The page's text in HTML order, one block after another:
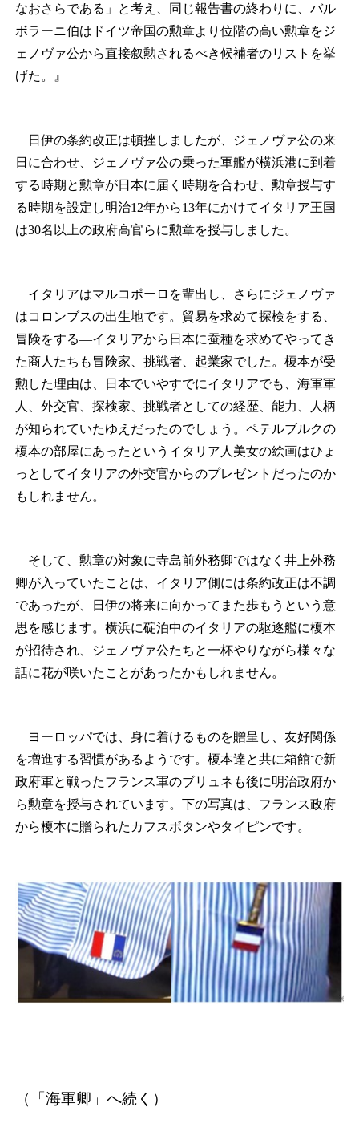
なおさらである」と考え、同じ報告書の終わりに、バル
ボラーニ伯はドイツ帝国の勲章より位階の高い勲章をジ
ェノヴァ公から直接叙勲されるべき候補者のリストを挙
げた。』
日伊の条約改正は頓挫しましたが、ジェノヴァ公の来
日に合わせ、ジェノヴァ公の乗った軍艦が横浜港に到着
する時期と勲章が日本に届く時期を合わせ、勲章授与す
る時期を設定し明治12年から13年にかけてイタリア王国
は30名以上の政府高官らに勲章を授与しました。
イタリアはマルコポーロを輩出し、さらにジェノヴァ
はコロンブスの出生地です。貿易を求めて探検をする、
冒険をする―イタリアから日本に蚕種を求めてやってき
た商人たちも冒険家、挑戦者、起業家でした。榎本が受
勲した理由は、日本でいやすでにイタリアでも、海軍軍
人、外交官、探検家、挑戦者としての経歴、能力、人柄
が知られていたゆえだったのでしょう。ペテルブルクの
榎本の部屋にあったというイタリア人美女の絵画はひょ
っとしてイタリアの外交官からのプレゼントだったのか
もしれません。
そして、勲章の対象に寺島前外務卿ではなく井上外務
卿が入っていたことは、イタリア側には条約改正は不調
であったが、日伊の将来に向かってまた歩もうという意
思を感じます。横浜に碇泊中のイタリアの駆逐艦に榎本
が招待され、ジェノヴァ公たちと一杯やりながら様々な
話に花が咲いたことがあったかもしれません。
ヨーロッパでは、身に着けるものを贈呈し、友好関係
を増進する習慣があるようです。榎本達と共に箱館で新
政府軍と戦ったフランス軍のブリュネも後に明治政府か
ら勲章を授与されています。下の写真は、フランス政府
から榎本に贈られたカフスボタンやタイピンです。
（「海軍卿」へ続く）